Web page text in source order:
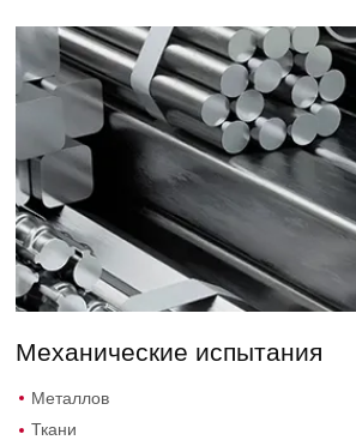
Механические испытания
Металлов
Ткани